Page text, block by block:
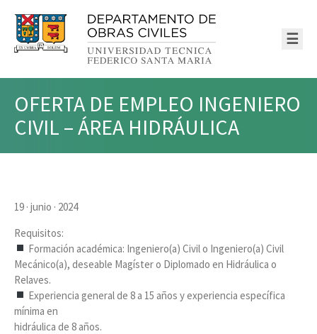
☰
OFERTA DE EMPLEO INGENIERO
CIVIL – ÁREA HIDRÁULICA
19 · junio · 2024
Requisitos:
Formación académica: Ingeniero(a) Civil o Ingeniero(a) Civil
Mecánico(a), deseable Magíster o Diplomado en Hidráulica o
Relaves.
Experiencia general de 8 a 15 años y experiencia específica
mínima en
hidráulica de 8 años.